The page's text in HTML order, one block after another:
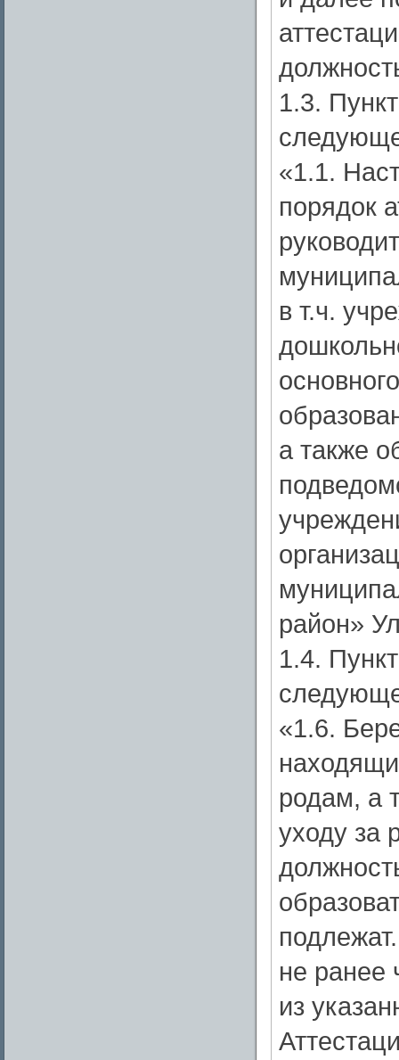
1.3.
«1.1.
порядок
в т.ч.
а также
район»
1.4.
«1.6.
родам, а
уходу за
не ранее
из